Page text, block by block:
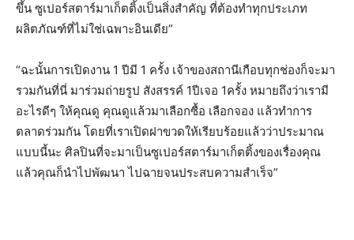
ขึ้น ซูเปอร์สตาร์มาเก็ตติ้งเป็นสิ่งสำคัญ ที่ต้องทำทุกประเภท
ผลิตภัณฑ์ที่ไม่ใช่เฉพาะอินเดีย”
“ฉะนั้นการเปิดงาน 1 ปีมี 1 ครั้ง เจ้าของสถานีเกือบทุกช่องก็จะมา
รวมกันที่นี่ มาร่วมถ่ายรูป สังสรรค์ 1ปีเจอ 1ครั้ง หมายถึงว่าเรามี
อะไรดีๆ ให้คุณดู คุณดูแล้วมาเลือกซื้อ เลือกจอง แล้วทำการ
ตลาดร่วมกัน โดยที่เราเปิดฝาขวดให้เรียบร้อยแล้วว่าประมาณ
แบบนี้นะ ศิลปินที่จะมาเป็นซูเปอร์สตาร์มาเก็ตติ้งของเรื่องคุณ
แล้วคุณก็นำไปพัฒนา ไปฉายจนประสบความสำเร็จ”